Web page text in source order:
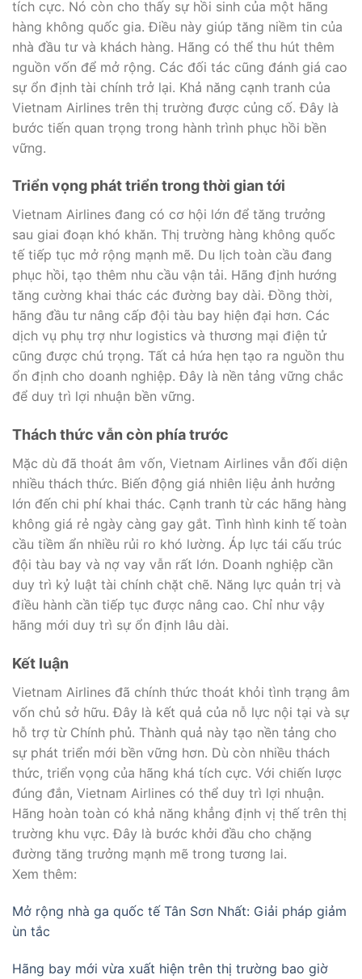
tích cực. Nó còn cho thấy sự hồi sinh của một hãng
hàng không quốc gia. Điều này giúp tăng niềm tin của
nhà đầu tư và khách hàng. Hãng có thể thu hút thêm
nguồn vốn để mở rộng. Các đối tác cũng đánh giá cao
sự ổn định tài chính trở lại. Khả năng cạnh tranh của
Vietnam Airlines trên thị trường được củng cố. Đây là
bước tiến quan trọng trong hành trình phục hồi bền
vững.
Triển vọng phát triển trong thời gian tới
Vietnam Airlines đang có cơ hội lớn để tăng trưởng
sau giai đoạn khó khăn. Thị trường hàng không quốc
tế tiếp tục mở rộng mạnh mẽ. Du lịch toàn cầu đang
phục hồi, tạo thêm nhu cầu vận tải. Hãng định hướng
tăng cường khai thác các đường bay dài. Đồng thời,
hãng đầu tư nâng cấp đội tàu bay hiện đại hơn. Các
dịch vụ phụ trợ như logistics và thương mại điện tử
cũng được chú trọng. Tất cả hứa hẹn tạo ra nguồn thu
ổn định cho doanh nghiệp. Đây là nền tảng vững chắc
để duy trì lợi nhuận bền vững.
Thách thức vẫn còn phía trước
Mặc dù đã thoát âm vốn, Vietnam Airlines vẫn đối diện
nhiều thách thức. Biến động giá nhiên liệu ảnh hưởng
lớn đến chi phí khai thác. Cạnh tranh từ các hãng hàng
không giá rẻ ngày càng gay gắt. Tình hình kinh tế toàn
cầu tiềm ẩn nhiều rủi ro khó lường. Áp lực tái cấu trúc
đội tàu bay và nợ vay vẫn rất lớn. Doanh nghiệp cần
duy trì kỷ luật tài chính chặt chẽ. Năng lực quản trị và
điều hành cần tiếp tục được nâng cao. Chỉ như vậy
hãng mới duy trì sự ổn định lâu dài.
Kết luận
Vietnam Airlines đã chính thức thoát khỏi tình trạng âm
vốn chủ sở hữu. Đây là kết quả của nỗ lực nội tại và sự
hỗ trợ từ Chính phủ. Thành quả này tạo nền tảng cho
sự phát triển mới bền vững hơn. Dù còn nhiều thách
thức, triển vọng của hãng khá tích cực. Với chiến lược
đúng đắn, Vietnam Airlines có thể duy trì lợi nhuận.
Hãng hoàn toàn có khả năng khẳng định vị thế trên thị
trường khu vực. Đây là bước khởi đầu cho chặng
đường tăng trưởng mạnh mẽ trong tương lai.
Xem thêm:
Mở rộng nhà ga quốc tế Tân Sơn Nhất: Giải pháp giảm
ùn tắc
Hãng bay mới vừa xuất hiện trên thị trường bao giờ